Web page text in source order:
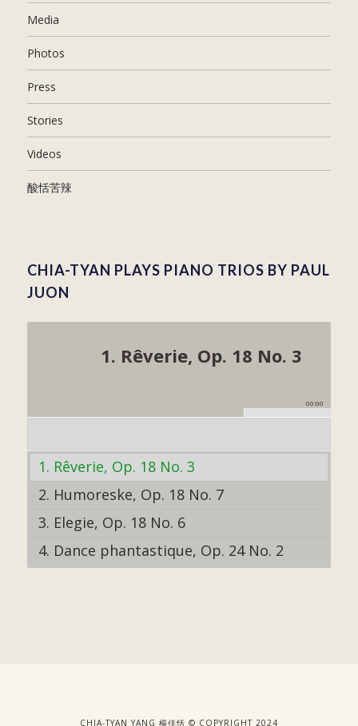
Media
Photos
Press
Stories
Videos
酸恬苦辣
CHIA-TYAN PLAYS PIANO TRIOS BY PAUL
JUON
1. Rêverie, Op. 18 No. 3
00:00
1. Rêverie, Op. 18 No. 3
2. Humoreske, Op. 18 No. 7
3. Elegie, Op. 18 No. 6
4. Dance phantastique, Op. 24 No. 2
CHIA-TYAN YANG 楊佳恬 © COPYRIGHT 2024